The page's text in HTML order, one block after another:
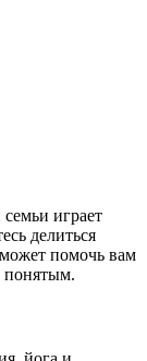
играет
делиться
помочь вам
понятым.